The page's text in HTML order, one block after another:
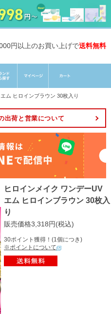
円以上のお買い上げで送料無料
ム ヒロインブラウン 30枚入り
出荷と営業について
ヒロインメイク ワンデーUV
エム ヒロインブラウン 30枚入
り
販売価格3,318円(税込)
30ポイント獲得！(1個につき)
※ポイントについて